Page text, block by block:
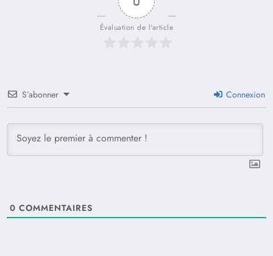
Évaluation de l'article
S’abonner Connexion
0 COMMENTAIRES